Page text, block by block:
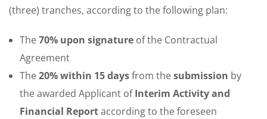
(three) tranches, according to the following plan:
The70% upon signature of the Contractual
Agreement
The20% within 15 daysfrom thesubmission by
the awarded Applicant ofInterim Activity and
Financial Reportaccording to the foreseen